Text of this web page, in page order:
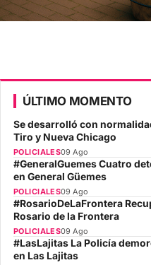
ÚLTIMO MOMENTO
Se desarrolló con
Tiro y Nueva Chicago
POLICIALES09 Ago
#GeneralGuemes Cuatro
en General Güemes
POLICIALES09 Ago
#RosarioDeLaFrontera
Rosario de la Frontera
POLICIALES09 Ago
#LasLajitas La Policía
en Las Lajitas